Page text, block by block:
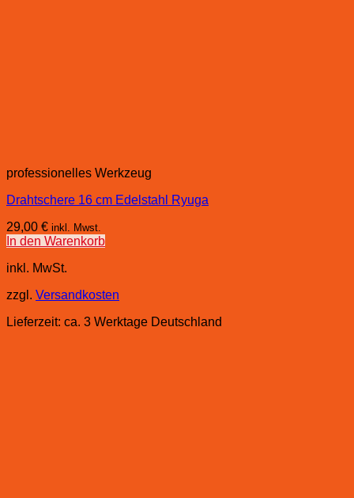
professionelles Werkzeug
Drahtschere 16 cm Edelstahl Ryuga
29,00 € inkl. Mwst.
In den Warenkorb
inkl. MwSt.
zzgl. Versandkosten
Lieferzeit: ca. 3 Werktage Deutschland